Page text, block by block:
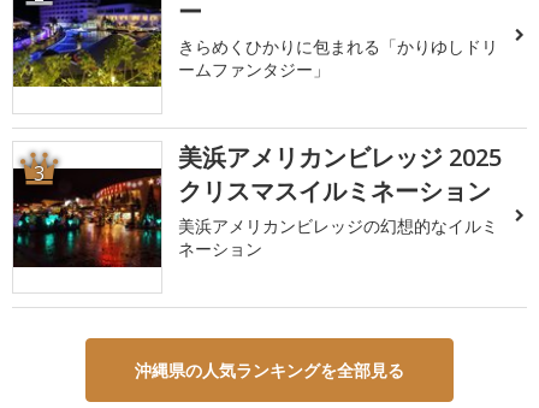
ー
きらめくひかりに包まれる「かりゆしドリ
ームファンタジー」
3
美浜アメリカンビレッジ 2025
クリスマスイルミネーション
美浜アメリカンビレッジの幻想的なイルミ
ネーション
沖縄県の人気ランキングを全部見る